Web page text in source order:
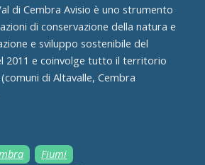
di Cembra Avisio è uno strumento
di conservazione della natura e
e sviluppo sostenibile del
2011 e coinvolge tutto il territorio
di Altavalle, Cembra
Fiumi